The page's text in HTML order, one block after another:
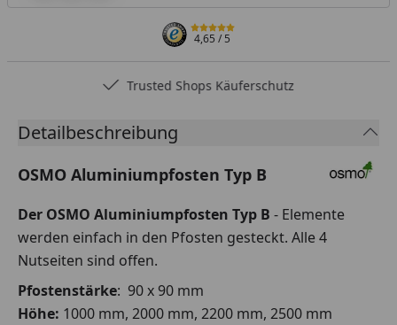
4,65/ 5
Trusted Shops Käuferschutz
Detailbeschreibung
OSMO Aluminiumpfosten Typ B
Der OSMO Aluminiumpfosten Typ B - Elemente
werden einfach in den Pfosten gesteckt. Alle 4
Nutseiten sind offen.
Pfostenstärke: 90 x 90 mm
Höhe: 1000 mm, 2000 mm, 2200 mm, 2500 mm